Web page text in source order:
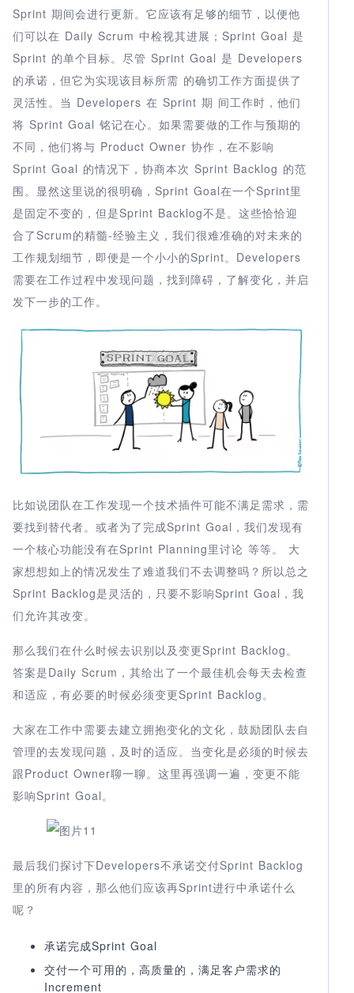
Sprint 期间会进行更新。它应该有足够的细节，以便他
们可以在 Daily Scrum 中检视其进展；Sprint Goal 是
Sprint 的单个目标。尽管 Sprint Goal 是 Developers
的承诺，但它为实现该目标所需 的确切工作方面提供了
灵活性。当 Developers 在 Sprint 期 间工作时，他们
将 Sprint Goal 铭记在心。如果需要做的工作与预期的
不同，他们将与 Product Owner 协作，在不影响
Sprint Goal 的情况下，协商本次 Sprint Backlog 的范
围。显然这里说的很明确，Sprint Goal在一个Sprint里
是固定不变的，但是Sprint Backlog不是。这些恰恰迎
合了Scrum的精髓-经验主义，我们很难准确的对未来的
工作规划细节，即便是一个小小的Sprint。Developers
需要在工作过程中发现问题，找到障碍，了解变化，并启
发下一步的工作。
比如说团队在工作发现一个技术插件可能不满足需求，需
要找到替代者。或者为了完成Sprint Goal，我们发现有
一个核心功能没有在Sprint Planning里讨论 等等。 大
家想想如上的情况发生了难道我们不去调整吗？所以总之
Sprint Backlog是灵活的，只要不影响Sprint Goal，我
们允许其改变。
那么我们在什么时候去识别以及变更Sprint Backlog。
答案是Daily Scrum，其给出了一个最佳机会每天去检查
和适应，有必要的时候必须变更Sprint Backlog。
大家在工作中需要去建立拥抱变化的文化，鼓励团队去自
管理的去发现问题，及时的适应。当变化是必须的时候去
跟Product Owner聊一聊。这里再强调一遍，变更不能
影响Sprint Goal。
最后我们探讨下Developers不承诺交付Sprint Backlog
里的所有内容，那么他们应该再Sprint进行中承诺什么
呢？
承诺完成Sprint Goal
交付一个可用的，高质量的，满足客户需求的
Increment